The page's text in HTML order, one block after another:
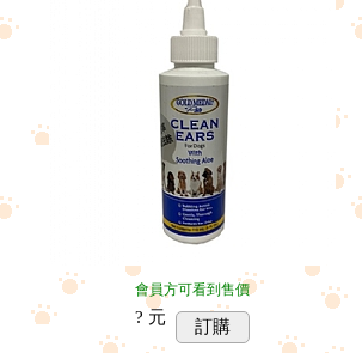
會員方可看到售價
? 元 訂購